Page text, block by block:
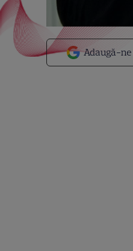
Adaugă-ne